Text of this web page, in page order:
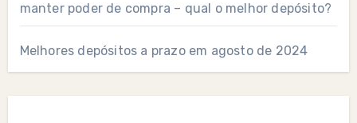
manter poder de compra – qual o melhor depósito?
Melhores depósitos a prazo em agosto de 2024